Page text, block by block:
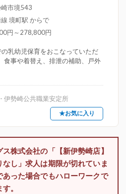
市境543
境町駅 からで
円～278,800円
乳幼児保育をおこなっていただ
食事や着替え、排泄の補助、戸外
- 伊勢崎公共職業安定所
★お気に入り
株式会社の「【新伊勢崎店】
し」求人は期限が切れていま
った場合でもハローワークで
。